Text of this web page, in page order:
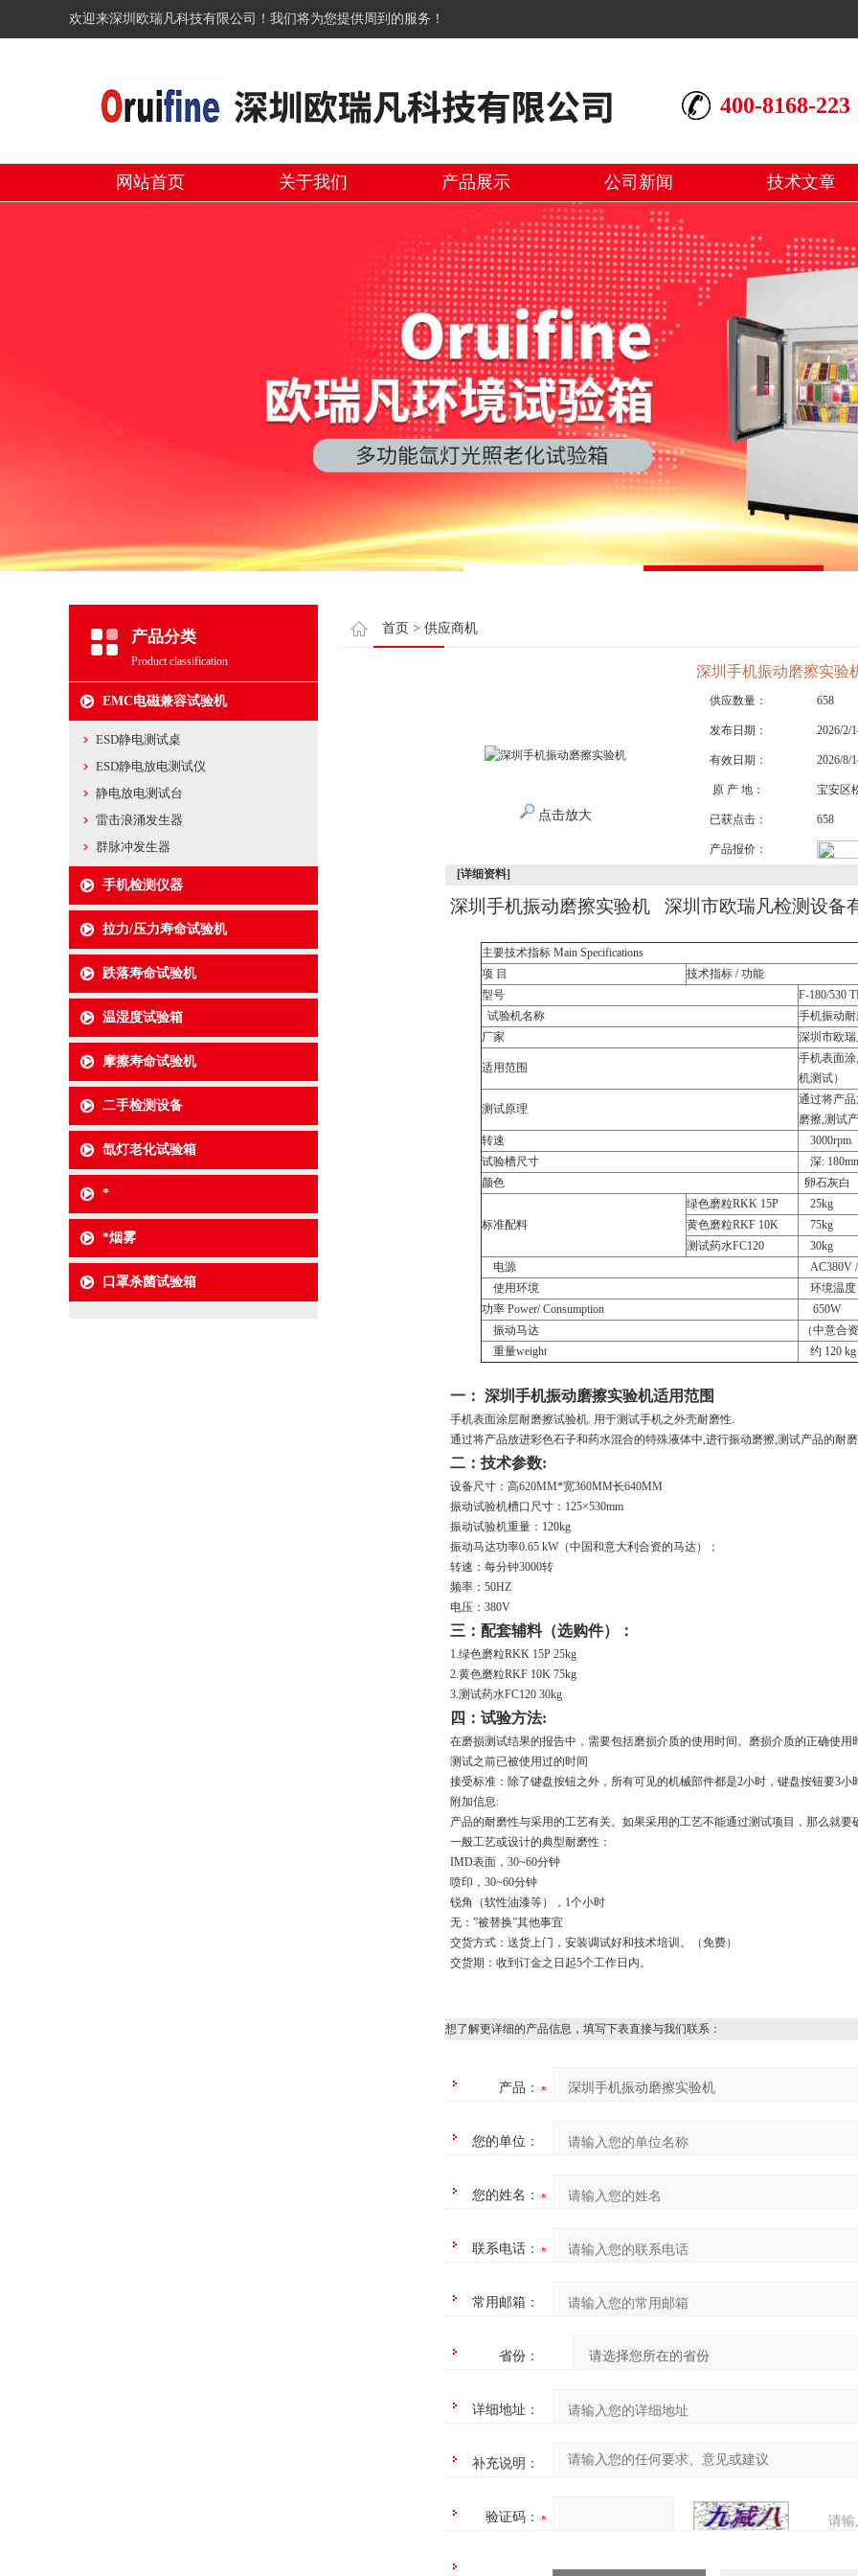
欢迎来深圳欧瑞凡科技有限公司！我们将为您提供周到的服务！
400-8168-223
网站首页 关于我们 产品展示 公司新闻 技术文章
产品分类
Product classification
EMC电磁兼容试验机
ESD静电测试桌
ESD静电放电测试仪
静电放电测试台
雷击浪涌发生器
群脉冲发生器
手机检测仪器
拉力/压力寿命试验机
跌落寿命试验机
温湿度试验箱
摩擦寿命试验机
二手检测设备
氙灯老化试验箱
*
*烟雾
口罩杀菌试验箱
首页 > 供应商机
深圳手机振动磨擦实验
点击放大
供应数量： 658
发布日期： 2026/2/
有效日期： 2026/8/
原 产 地： 宝安区
已获点击： 658
产品报价：
[详细资料]
深圳手机振动磨擦实验机 深圳市欧瑞凡检测设备
主要技术指标 Main Specifications
项 目 技术指标 /功能
型号
F-180/530
试验机名称
手机振动
厂家
深圳市欧
适用范围
手机表面
机测试）
测试原理
通过将产
磨擦,测试
转速
3000rpm
试验槽尺寸
深:
颜色
卵石灰白
标准配料
绿色磨粒RKK 15P
25kg
黄色磨粒RKF 10K
75kg
测试药水FC120
30kg
电源
AC380V
使用环境
环境温度
功率 Power/ Consumption
650W
振动马达
（中意合
重量weight 约 120 kg
一： 深圳手机振动磨擦实验机适用范围
手机表面涂层耐磨擦试验机. 用于测试手机之外壳耐磨性.
通过将产品放进彩色石子和药水混合的特殊液体中,进行振动磨擦,测试产品的耐
二：技术参数:
设备尺寸：高620MM*宽360MM长640MM
振动试验机槽口尺寸：125×530mm
振动试验机重量：120kg
振动马达功率0.65 kW（中国和意大利合资的马达）；
转速：每分钟3000转
频率：50HZ
电压：380V
三： 配套辅料（选购件）：
1.绿色磨粒RKK 15P 25kg
2.黄色磨粒RKF 10K 75kg
3.测试药水FC120 30kg
四：试验方法:
在磨损测试结果的报告中，需要包括磨损介质的使用时间。磨损介质的正确使
测试之前已被使用过的时间
接受标准：除了键盘按钮之外，所有可见的机械部件都是2小时，键盘按钮要3小
附加信息:
产品的耐磨性与采用的工艺有关。如果采用的工艺不能通过测试项目，那么就要
一般工艺或设计的典型耐磨性：
IMD表面，30~60分钟
喷印，30~60分钟
锐角（软性油漆等），1个小时
无：”被替换”其他事宜
交货方式：送货上门，安装调试好和技术培训。（免费）
交货期：收到订金之日起5个工作日内。
想了解更详细的产品信息，填写下表直接与我们联系：
产品：
您的单位：
您的姓名：
联系电话：
常用邮箱：
省份：
详细地址：
补充说明：
验证码：
请输